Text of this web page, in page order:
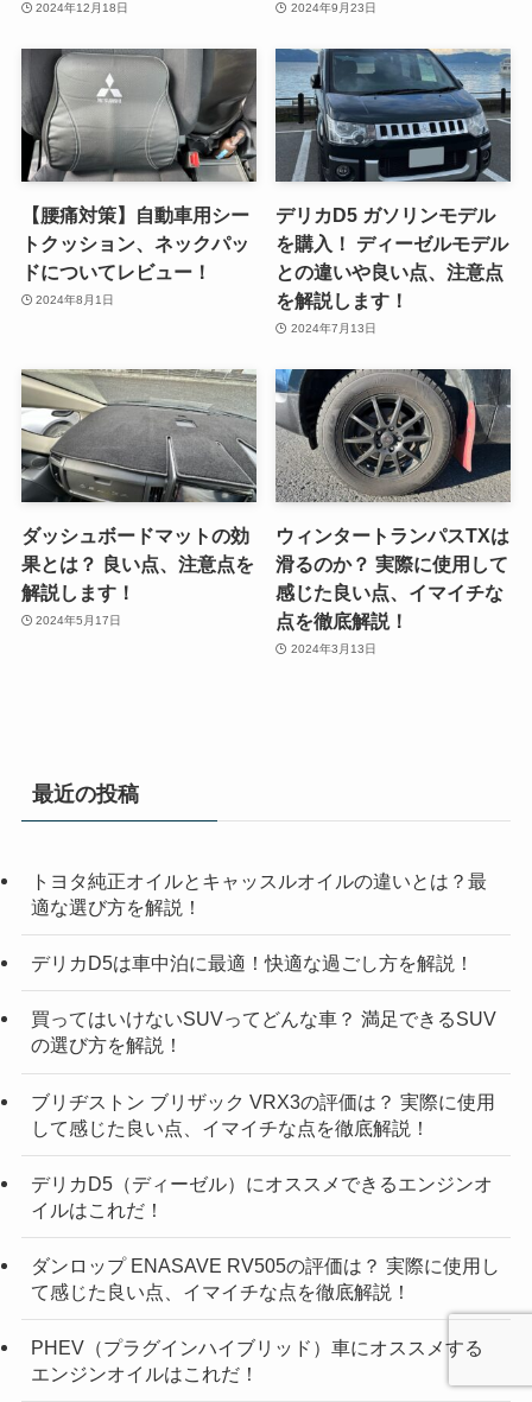
2024年12月18日 2024年9月23日
【腰痛対策】自動車用シー
トクッション、ネックパッ
ドについてレビュー！
2024年8月1日
デリカD5 ガソリンモデル
を購入！ ディーゼルモデル
との違いや良い点、注意点
を解説します！
2024年7月13日
ダッシュボードマットの効
果とは？ 良い点、注意点を
解説します！
2024年5月17日
ウィンタートランパスTXは
滑るのか？ 実際に使用して
感じた良い点、イマイチな
点を徹底解説！
2024年3月13日
最近の投稿
トヨタ純正オイルとキャッスルオイルの違いとは？最
適な選び方を解説！
デリカD5は車中泊に最適！快適な過ごし方を解説！
買ってはいけないSUVってどんな車？ 満足できるSUV
の選び方を解説！
ブリヂストン ブリザック VRX3の評価は？ 実際に使用
して感じた良い点、イマイチな点を徹底解説！
デリカD5（ディーゼル）にオススメできるエンジンオ
イルはこれだ！
ダンロップ ENASAVE RV505の評価は？ 実際に使用し
て感じた良い点、イマイチな点を徹底解説！
PHEV（プラグインハイブリッド）車にオススメする
エンジンオイルはこれだ！